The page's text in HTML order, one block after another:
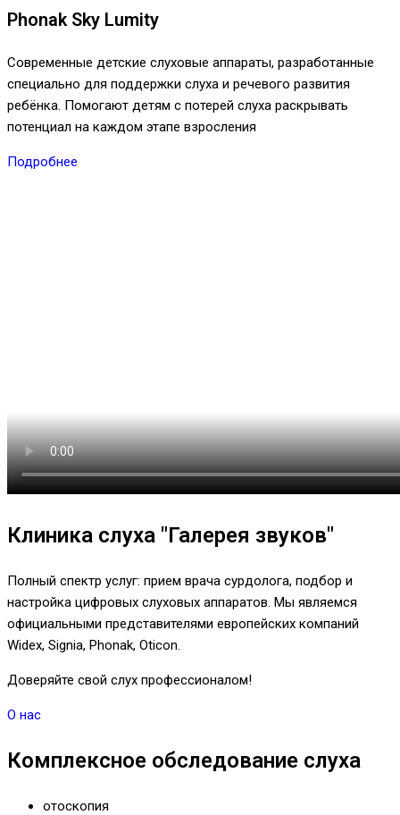
Phonak Sky Lumity
Современные детские слуховые аппараты, разработанные
специально для поддержки слуха и речевого развития
ребёнка. Помогают детям с потерей слуха раскрывать
потенциал на каждом этапе взросления
Подробнее
Клиника слуха "Галерея звуков"
Полный спектр услуг: прием врача сурдолога, подбор и
настройка цифровых слуховых аппаратов. Мы являемся
официальными представителями европейских компаний
Widex, Signia, Phonak, Oticon.
Доверяйте свой слух профессионалом!
О нас
Комплексное обследование слуха
отоскопия